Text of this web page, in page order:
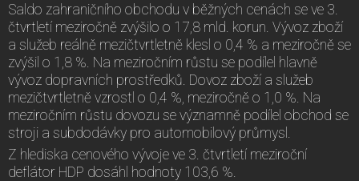
Saldo zahraničního obchodu v běžných cenách se ve 3.
čtvrtletí meziročně zvýšilo o 17,8 mld. korun. Vývoz zboží
a služeb reálně mezičtvrtletně klesl o 0,4 % a meziročně se
zvýšil o 1,8 %. Na meziročním růstu se podílel hlavně
vývoz dopravních prostředků. Dovoz zboží a služeb
mezičtvrtletně vzrostl o 0,4 %, meziročně o 1,0 %. Na
meziročním růstu dovozu se významně podílel obchod se
stroji a subdodávky pro automobilový průmysl.
Z hlediska cenového vývoje ve 3. čtvrtletí meziroční
deflátor HDP dosáhl hodnoty 103,6 %.